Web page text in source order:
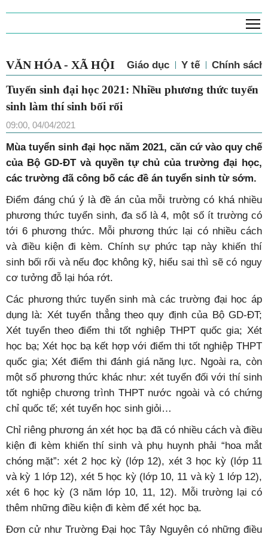
VĂN HÓA - XÃ HỘI Giáo dục Y tế Chính
Tuyển sinh đại học 2021: Nhiều phương
thức tuyển sinh làm thí sinh bối rối
09:00, 04/04/2021
Mùa tuyển sinh đại học năm 2021, căn cứ vào quy chế
của Bộ GD-ĐT và quyền tự chủ của trường đại học,
các trường đã công bố các đề án tuyển sinh từ sớm.
Điểm đáng chú ý là đề án của mỗi trường có khá nhiều
phương thức tuyển sinh, đa số là 4, một số ít trường có
tới 6 phương thức. Mỗi phương thức lại có nhiều cách
và điều kiện đi kèm. Chính sự phức tạp này khiến thí
sinh bối rối và nếu đọc không kỹ, hiểu sai thì sẽ có nguy
cơ tưởng đỗ lại hóa rớt.
Các phương thức tuyển sinh mà các trường đại học áp
dụng là: Xét tuyển thẳng theo quy định của Bộ GD-ĐT;
Xét tuyển theo điểm thi tốt nghiệp THPT quốc gia; Xét
học bạ; Xét học bạ kết hợp với điểm thi tốt nghiệp THPT
quốc gia; Xét điểm thi đánh giá năng lực. Ngoài ra, còn
một số phương thức khác như: xét tuyển đối với thí sinh
tốt nghiệp chương trình THPT nước ngoài và có chứng
chỉ quốc tế; xét tuyển học sinh giỏi…
Chỉ riêng phương án xét học bạ đã có nhiều cách và điều
kiện đi kèm khiến thí sinh và phụ huynh phải “hoa mắt
chóng mặt”: xét 2 học kỳ (lớp 12), xét 3 học kỳ (lớp 11
và kỳ 1 lớp 12), xét 5 học kỳ (lớp 10, 11 và kỳ 1 lớp 12),
xét 6 học kỳ (3 năm lớp 10, 11, 12). Mỗi trường lại có
thêm những điều kiện đi kèm để xét học bạ.
Đơn cử như Trường Đại học Tây Nguyên có những điều